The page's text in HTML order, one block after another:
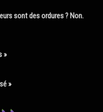
sont des ordures ? Non.
»
»